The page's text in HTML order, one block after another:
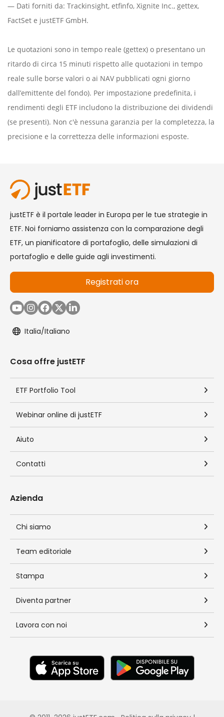
— Dati forniti da: Trackinsight, etfinfo, Xignite Inc., gettex,
FactSet e justETF GmbH.
Le quotazioni sono in tempo reale (gettex) o presentano un
ritardo di circa 15 minuti rispetto alle quotazioni in tempo
reale sulle borse valori o ai NAV pubblicati ogni giorno
dall’emittente del fondo). Per impostazione predefinita, i
rendimenti degli ETF includono la distribuzione dei dividendi
(se presenti). Non c'è nessuna garanzia per la completezza, la
precisione e la correttezza delle informazioni esposte.